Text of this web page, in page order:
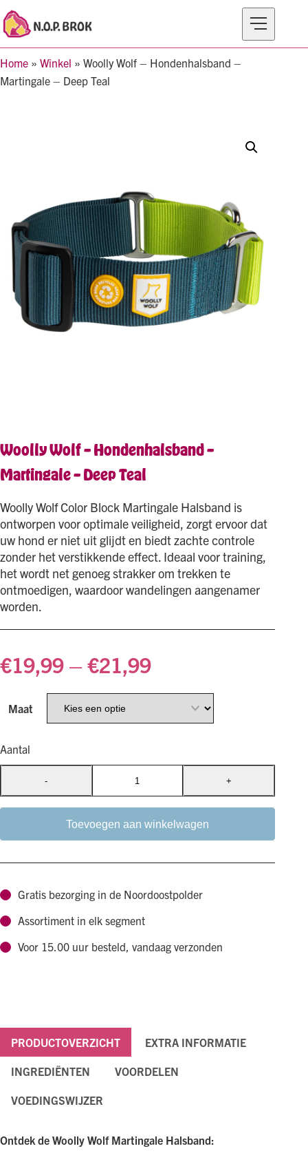
MERKEN
Home » Winkel » Woolly Wolf – Hondenhalsband –
Martingale – Deep Teal
Woolly Wolf – Hondenhalsband –
Martingale – Deep Teal
Woolly Wolf Color Block Martingale Halsband is
ontworpen voor optimale veiligheid, zorgt ervoor dat
uw hond er niet uit glijdt en biedt zachte controle
zonder het verstikkende effect. Ideaal voor training,
het wordt net genoeg strakker om trekken te
ontmoedigen, waardoor wandelingen aangenamer
worden.
€19,99 –€21,99
Maat
Aantal
-
Woolly
Wolf
-
Hondenhalsband
-
-
Deep
aantal
+
Toevoegen aan winkelwagen
Gratis bezorging in de Noordoostpolder
Assortiment in elk segment
Voor 15.00 uur besteld, vandaag verzonden
PRODUCTOVERZICHT EXTRA INFORMATIE
INGREDIËNTEN VOORDELEN
VOEDINGSWIJZER
Ontdek de Woolly Wolf Martingale Halsband: